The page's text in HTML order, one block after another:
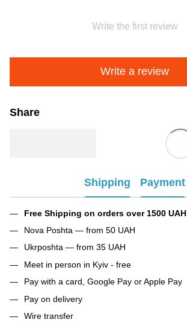
Write the first review
Write a review
Share
Shipping Payment
Free Shipping on orders over 1500 UAH
Nova Poshta — from 50 UAH
Ukrposhta — from 35 UAH
Meet in person in Kyiv - free
Pay with a card, Google Pay or Apple Pay
Pay on delivery
Wire transfer